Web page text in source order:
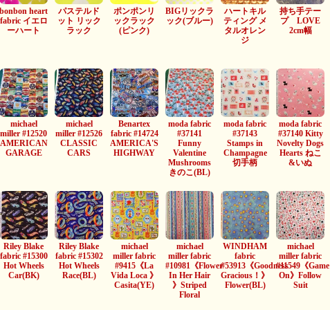
bonbon heart
fabric イエロ
ーハート
パステルド
ット リック
ラック
ポンポンリ
ックラック
(ピンク)
BIGリックラ
ック(ブルー)
ハートキル
ティング メ
タルオレン
ジ
持ち手テー
プ LOVE
2cm幅
michael
miller #12520
AMERICAN
GARAGE
michael
miller #12526
CLASSIC
CARS
Benartex
fabric #14724
AMERICA'S
HIGHWAY
moda fabric
#37141
Funny
Valentine
Mushrooms
きのこ(BL)
moda fabric
#37143
Stamps in
Champagne
切手柄
moda fabric
#37140 Kitty
Novelty Dogs
Hearts ねこ
&いぬ
Riley Blake
fabric #15300
Hot Wheels
Car(BK)
Riley Blake
fabric #15302
Hot Wheels
Race(BL)
michael
miller fabric
#9415《La
Vida Loca 》
Casita(YE)
michael
miller fabric
#10981《Flower
In Her Hair
》Striped
Floral
WINDHAM
fabric
#53913《Goodness
Gracious！》
Flower(BL)
michael
miller fabric
#11549《Game
On》Follow
Suit